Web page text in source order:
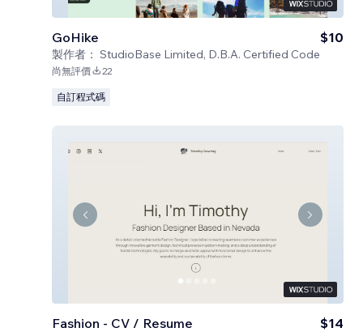
GoHike
製作者： StudioBase Limited, D.B.A. Certified Code
$10
尚無評價 22
自訂程式碼
Fashion - CV / Resume $14